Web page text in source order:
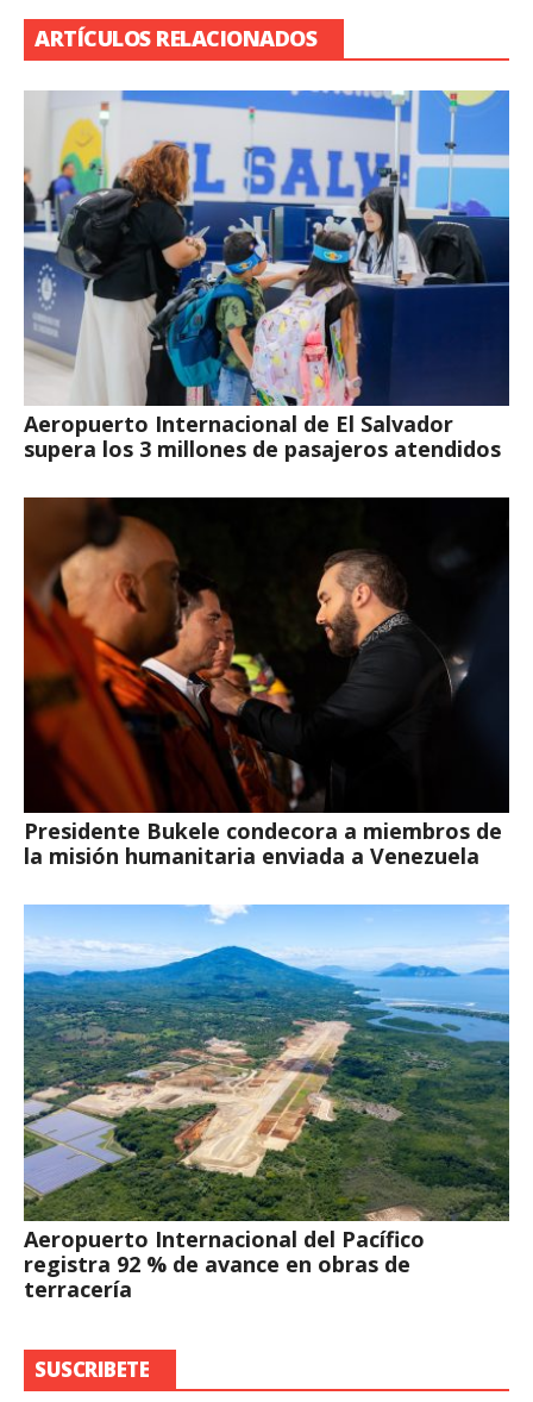
ARTÍCULOS RELACIONADOS
Aeropuerto Internacional de El Salvador
supera los 3 millones de pasajeros atendidos
Presidente Bukele condecora a miembros de
la misión humanitaria enviada a Venezuela
Aeropuerto Internacional del Pacífico
registra 92 % de avance en obras de
terracería
SUSCRIBETE